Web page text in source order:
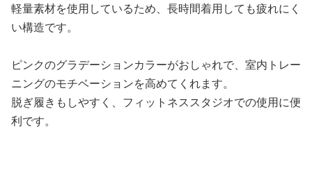
軽量素材を使用しているため、長時間着用しても疲れにく
い構造です。
ピンクのグラデーションカラーがおしゃれで、室内トレー
ニングのモチベーションを高めてくれます。
脱ぎ履きもしやすく、フィットネススタジオでの使用に便
利です。